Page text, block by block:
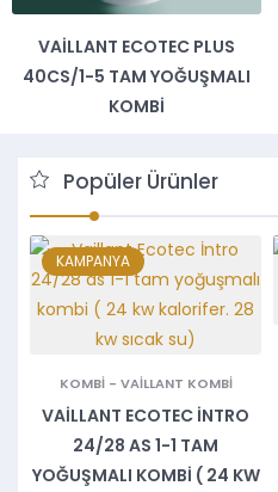
VAILLANT ECOTEC PLUS
40CS/1-5 TAM YOĞUŞMALI
KOMBI
Popüler Ürünler
KAMPANYA
KOMBI- VAILLANT KOMBI
VAILLANT ECOTEC İNTRO
24/28 AS 1-1 TAM
YOĞUŞMALI KOMBI ( 24 KW